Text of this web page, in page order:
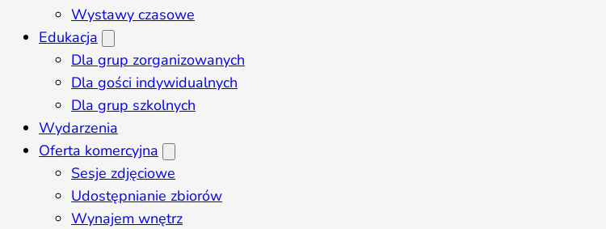
Wystawy czasowe
Edukacja
Dla grup zorganizowanych
Dla gości indywidualnych
Dla grup szkolnych
Wydarzenia
Oferta komercyjna
Sesje zdjęciowe
Udostępnianie zbiorów
Wynajem wnętrz